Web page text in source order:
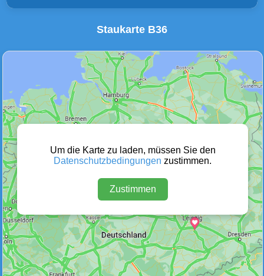
Unfälle & Warnungen Stau
(0)
Wetter Warnungen Sperrungen
Defektes Fahrzeug
Staukarte B36
Um die Karte zu laden, müssen Sie den
Datenschutzbedingungen zustimmen.
Zustimmen